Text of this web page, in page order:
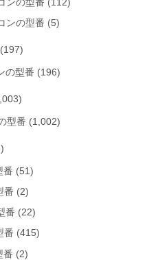
ンの型番 (5)
(197)
の型番 (196)
型番 (1,002)
番 (51)
番 (2)
番 (22)
番 (415)
番 (2)